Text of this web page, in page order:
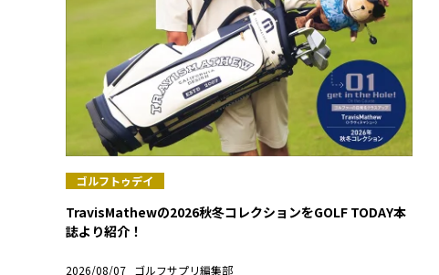
ゴルフトゥデイ
TravisMathewの2026秋冬コレクションをGOLF TODAY本
誌より紹介！
2026/08/07 ゴルフサプリ編集部